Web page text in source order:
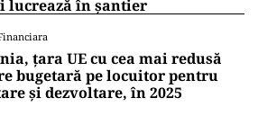
lucrează în șantier
țara UE cu cea mai redusă
bugetară pe locuitor pentru
și dezvoltare, în 2025